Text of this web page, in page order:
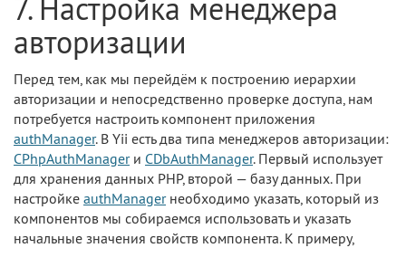
7. Настройка менеджера
авторизации
Перед тем, как мы перейдём к построению иерархии
авторизации и непосредственно проверке доступа, нам
потребуется настроить компонент приложения
authManager. В Yii есть два типа менеджеров авторизации:
CPhpAuthManagerи CDbAuthManager. Первый использует
для хранения данных PHP, второй — базу данных. При
настройке authManagerнеобходимо указать, который из
компонентов мы собираемся использовать и указать
начальные значения свойств компонента. К примеру,